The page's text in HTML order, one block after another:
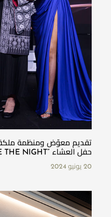
تقديم معوّض ومنظمة ملكة
حفل العشاء “IGNITE THE NIGHT”
20 يونيو 2024